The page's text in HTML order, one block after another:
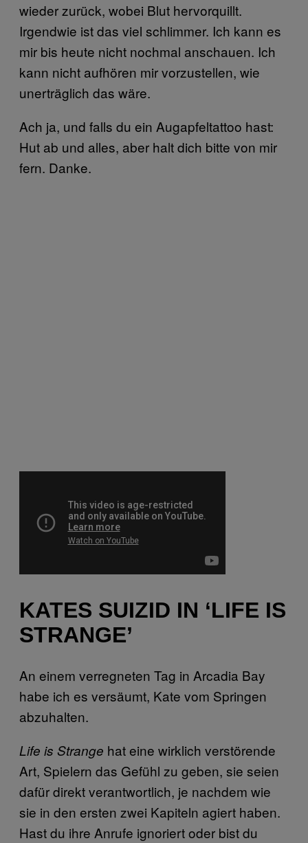
wieder zurück, wobei Blut hervorquillt.
Irgendwie ist das viel schlimmer. Ich kann es
mir bis heute nicht nochmal anschauen. Ich
kann nicht aufhören mir vorzustellen, wie
unerträglich das wäre.
Ach ja, und falls du ein Augapfeltattoo hast:
Hut ab und alles, aber halt dich bitte von mir
fern. Danke.
KATES SUIZID IN ‘LIFE IS
STRANGE’
An einem verregneten Tag in Arcadia Bay
habe ich es versäumt, Kate vom Springen
abzuhalten.
Life is Strange hat eine wirklich verstörende
Art, Spielern das Gefühl zu geben, sie seien
dafür direkt verantwortlich, je nachdem wie
sie in den ersten zwei Kapiteln agiert haben.
Hast du ihre Anrufe ignoriert oder bist du